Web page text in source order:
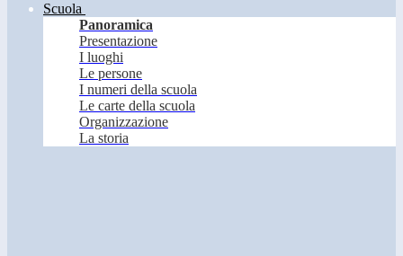
Scuola
Panoramica
Presentazione
I luoghi
Le persone
I numeri della scuola
Le carte della scuola
Organizzazione
La storia